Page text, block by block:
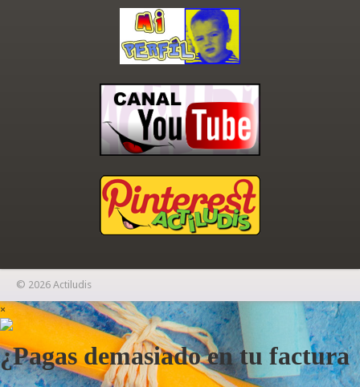
© 2026 Actiludis
×
¿Pagas demasiado en tu factura